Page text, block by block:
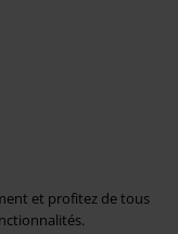
et profitez de tous